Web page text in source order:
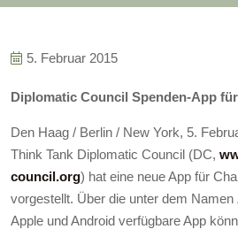
5. Februar 2015
Diplomatic Council Spenden-App
Den Haag / Berlin / New York, 5.
Think Tank Diplomatic Council (DC,
council.org) hat eine neue App für
vorgestellt. Über die unter dem Namen
Apple und Android verfügbare App